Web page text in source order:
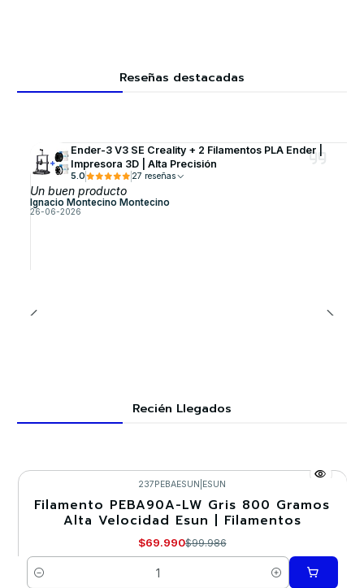
Reseñas destacadas
Ender-3 V3 SE Creality + 2 Filamentos PLA Ender |
Impresora 3D | Alta Precisión
5.0 27 reseñas
Un buen producto
Ignacio Montecino Montecino
26-06-2026
Recién Llegados
-30%
237PEBAESUN ESUN
Filamento PEBA90A-LW Gris 800 Gramos
Alta Velocidad Esun | Filamentos
$69.990$99.986
Cantidad